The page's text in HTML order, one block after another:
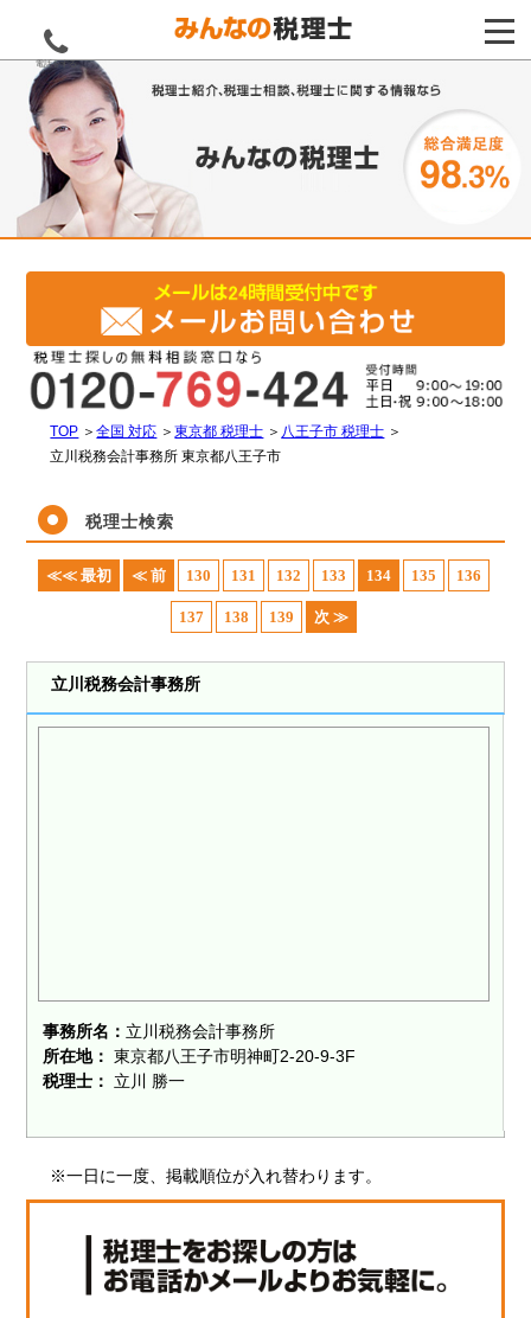
電話をする
TOP ＞全国 対応 ＞東京都 税理士 ＞ 八王子市 税理士 ＞
立川税務会計事務所 東京都八王子市
税理士検索
≪≪ 最初 ≪ 前 130 131 132 133 134 135 136
137 138 139 次 ≫
立川税務会計事務所
事務所名： 立川税務会計事務所
所在地： 東京都八王子市明神町2-20-9-3F
税理士：
立川 勝一
※一日に一度、掲載順位が入れ替わります。